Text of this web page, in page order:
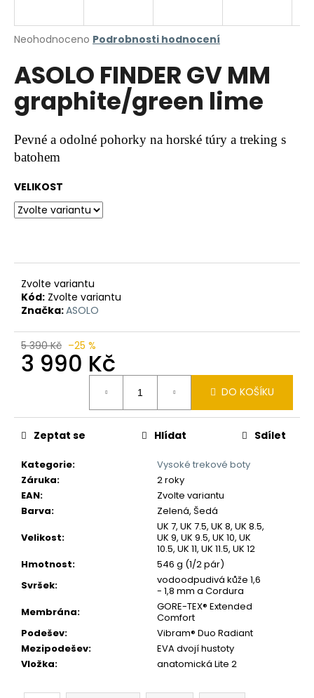
Průměrné
produktu
je
z
5
hvězdiček.
Neohodnoceno Podrobnosti hodnocení
ASOLO FINDER GV MM
graphite/green lime
Pevné a odolné pohorky na horské túry a treking s
batohem
VELIKOST
Zvolte variantu
Kód: Zvolte variantu
Značka:ASOLO
5 390 Kč –25 %
3 990 Kč
DO KOŠÍKU
Kategorie:
Vysoké trekové boty
Záruka:
2 roky
EAN:
Zvolte variantu
Barva:
Zelená, Šedá
Velikost:
UK 7, UK 7.5, UK 8, UK 8.5,
UK 9, UK 9.5, UK 10, UK
10.5, UK 11, UK 11.5, UK 12
Hmotnost:
546 g (1/2 pár)
Svršek:
vodoodpudivá kůže 1,6
- 1,8 mm a Cordura
Membrána:
GORE-TEX® Extended
Comfort
Podešev:
Vibram® Duo Radiant
Mezipodešev:
EVA dvojí hustoty
Vložka: anatomická Lite 2
Zeptat se Hlídat Sdílet
j
t
?
D
u
č
u
e